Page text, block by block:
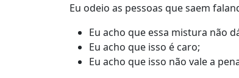
Eu odeio as pessoas que saem
Eu acho que essa mistura não
Eu acho que isso é caro;
Eu acho que isso não vale a